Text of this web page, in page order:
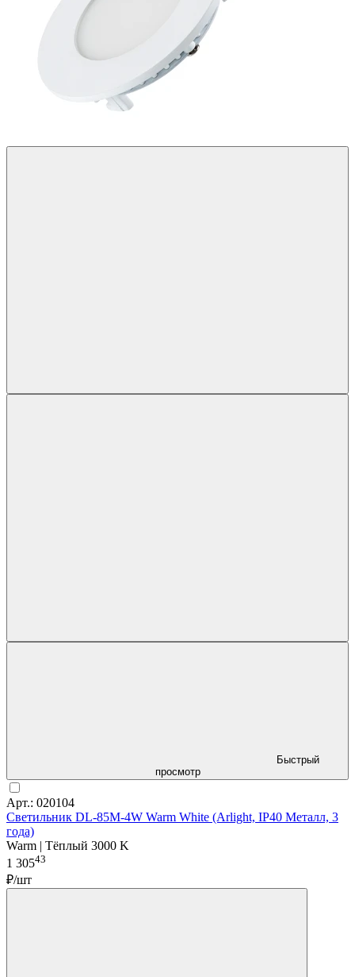
Быстрый
просмотр
Арт.: 020104
Светильник DL-85M-4W Warm White (Arlight, IP40 Металл, 3
года)
Warm | Тёплый 3000 K
1 30543
₽/шт